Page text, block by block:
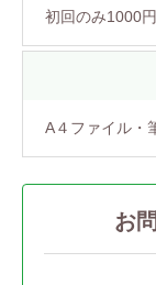
初回のみ1000
A４ファイル
お